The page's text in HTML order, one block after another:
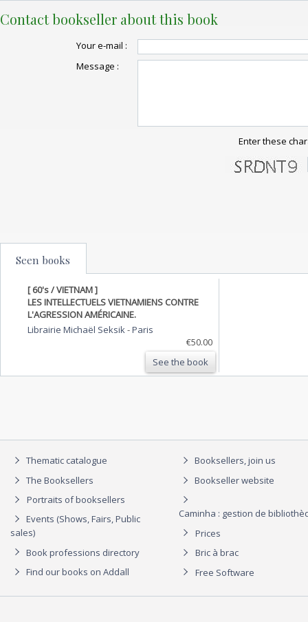
Contact bookseller about this book
Your e-mail :
Message :
Enter these
Seen books
[ 60's / VIETNAM ]
LES INTELLECTUELS VIETNAMIENS CONTRE
L'AGRESSION AMÉRICAINE.
Librairie Michaël Seksik -Paris
€50.00
See the book
Thematic catalogue
The Booksellers
Portraits of booksellers
Events (Shows, Fairs, Public
sales)
Book professions directory
Find our books on Addall
Booksellers, join us
Bookseller website
Caminha : gestion de
Prices
Bric à brac
Free Software